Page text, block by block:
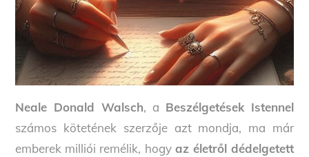
Neale Donald Walsch, a Beszélgetések Istennel
számos kötetének szerzője azt mondja, ma már
emberek milliói remélik, hogy az életről dédelgetett